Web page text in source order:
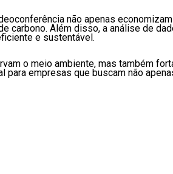
não apenas
carbono. Além disso, a análise de
e sustentável.
o meio ambiente, mas também
empresas que buscam não